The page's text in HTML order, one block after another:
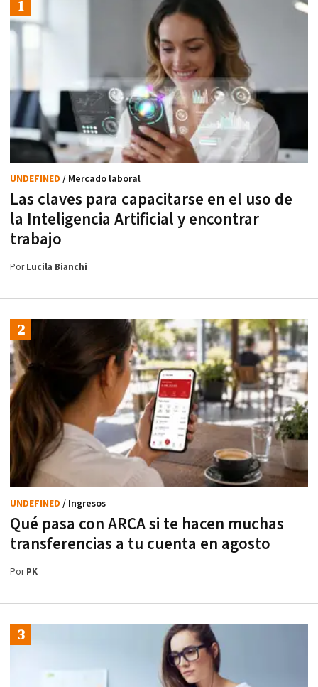
Las claves para capacitarse en el uso de
la Inteligencia Artificial y encontrar
trabajo
UNDEFINED / Mercado laboral
PorLucila Bianchi
Qué pasa con ARCA si te hacen muchas
transferencias a tu cuenta en agosto
UNDEFINED / Ingresos
PorPK